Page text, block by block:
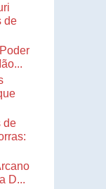
de
de
D...